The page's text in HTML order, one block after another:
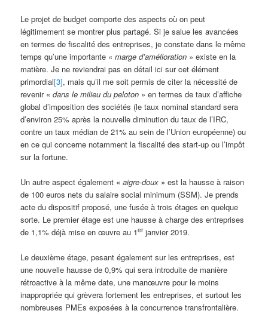
Le projet de budget comporte des aspects où on peut
légitimement se montrer plus partagé. Si je salue les avancées
en termes de fiscalité des entreprises, je constate dans le même
temps qu’une importante «marge d’amélioration » existe en la
matière. Je ne reviendrai pas en détail ici sur cet élément
primordial[3], mais qu’il me soit permis de citer la nécessité de
revenir «dans le milieu du peloton » en termes de taux d’affiche
global d’imposition des sociétés (le taux nominal standard sera
d’environ 25% après la nouvelle diminution du taux de l’IRC,
contre un taux médian de 21% au sein de l’Union européenne) ou
en ce qui concerne notamment la fiscalité des start-up ou l’impôt
sur la fortune.
Un autre aspect également «aigre-doux » est la hausse à raison
de 100 euros nets du salaire social minimum (SSM). Je prends
acte du dispositif proposé, une fusée à trois étages en quelque
sorte. Le premier étage est une hausse à charge des entreprises
de 1,1% déjà mise en œuvre au 1erjanvier 2019.
Le deuxième étage, pesant également sur les entreprises, est
une nouvelle hausse de 0,9% qui sera introduite de manière
rétroactive à la même date, une manœuvre pour le moins
inappropriée qui grèvera fortement les entreprises, et surtout les
nombreuses PMEs exposées à la concurrence transfrontalière.